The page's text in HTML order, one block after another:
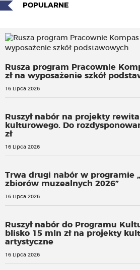
POPULARNE
Rusza program Pracownie
zł na wyposażenie szkół
16 Lipca 2026
Ruszył nabór na projekty
kulturowego. Do
zł
16 Lipca 2026
Trwa drugi nabór w programie
zbiorów muzealnych 2026”
16 Lipca 2026
Ruszył nabór do Programu
blisko 15 mln zł na projekty
artystyczne
16 Lipca 2026